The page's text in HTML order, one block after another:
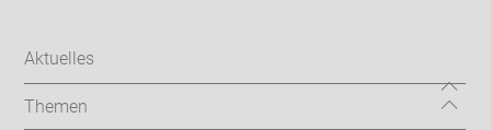
Aktuelles
Themen